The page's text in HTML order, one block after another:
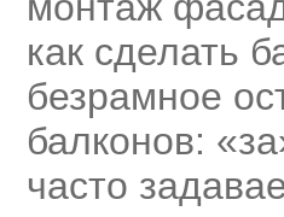
как сделать
безрамное
балконов:
часто